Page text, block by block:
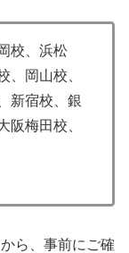
校、浜松
、岡山校、
新宿校、銀
阪梅田校、
ら、事前にご確